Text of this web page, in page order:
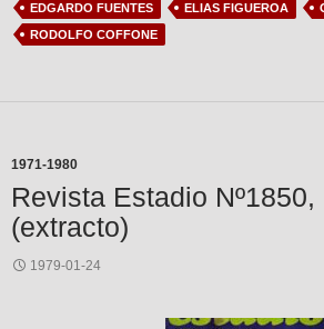
EDGARDO FUENTES ELIAS FIGUEROA
RODOLFO COFFONE
1971-1980
Revista Estadio
(extracto)
1979-01-24